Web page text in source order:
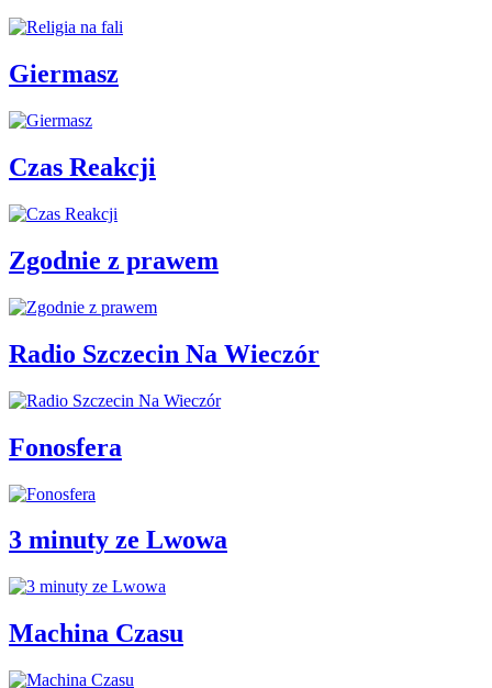
Giermasz
Czas Reakcji
Zgodnie z prawem
Radio Szczecin Na Wieczór
Fonosfera
3 minuty ze Lwowa
Machina Czasu